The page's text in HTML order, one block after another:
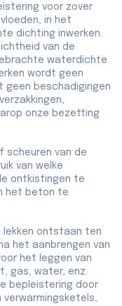
voor zover
in het
dichting inwerken.
van de
waterdichte
wordt geen
geen beschadigingen
onze bezetting
scheuren van de
van welke
ontkistingen te
het beton te
lekken ontstaan ten
het aanbrengen van
het leggen van
gas, water, enz.
bepleistering door